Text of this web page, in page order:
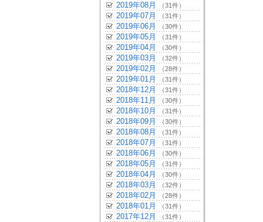
2019年08月 （31件）
2019年07月 （31件）
2019年06月 （30件）
2019年05月 （31件）
2019年04月 （30件）
2019年03月 （32件）
2019年02月 （28件）
2019年01月 （31件）
2018年12月 （31件）
2018年11月 （30件）
2018年10月 （31件）
2018年09月 （30件）
2018年08月 （31件）
2018年07月 （31件）
2018年06月 （30件）
2018年05月 （31件）
2018年04月 （30件）
2018年03月 （32件）
2018年02月 （28件）
2018年01月 （31件）
2017年12月 （31件）